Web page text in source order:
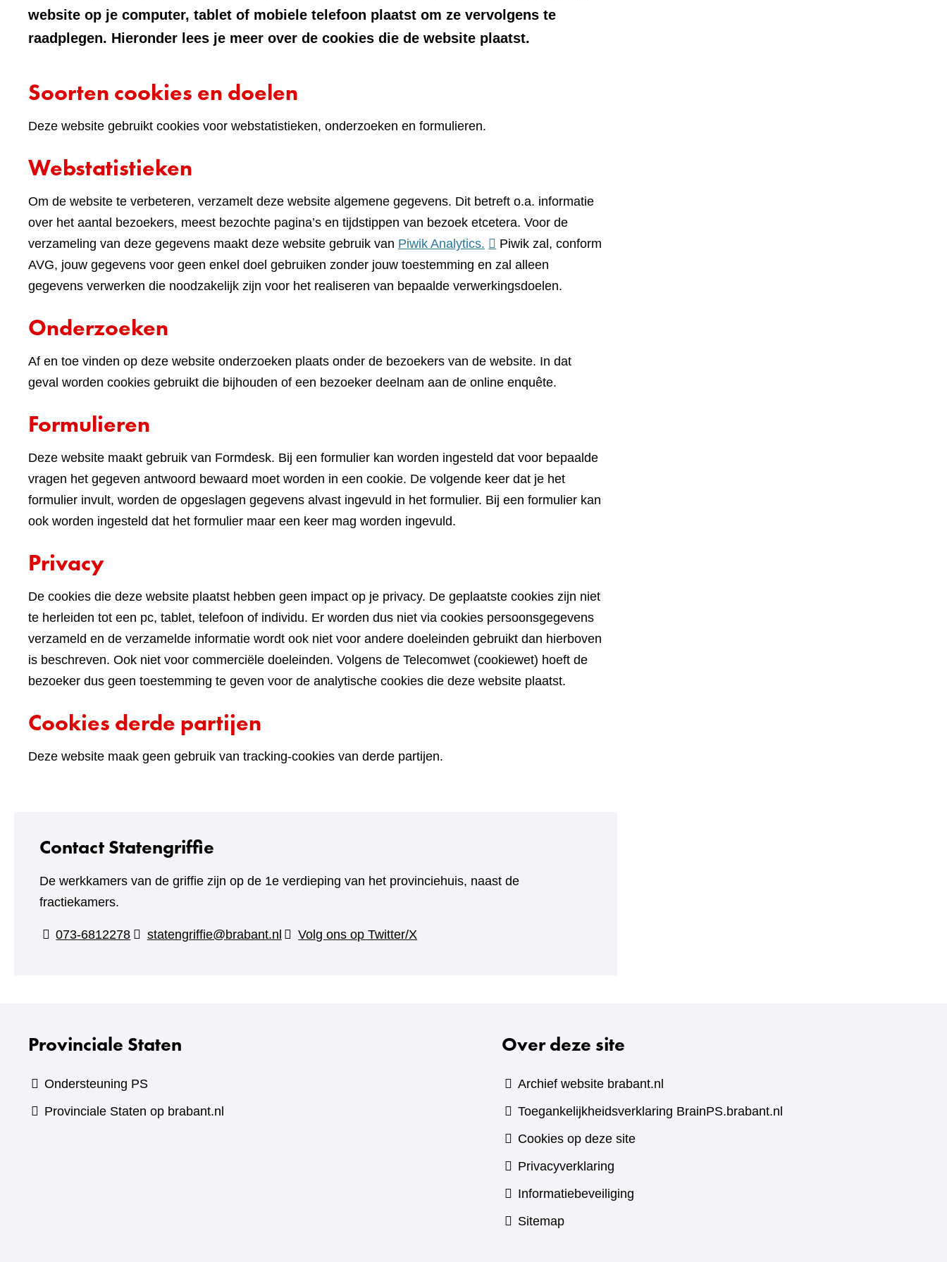
website op je computer, tablet of mobiele telefoon plaatst om ze vervolgens te
raadplegen. Hieronder lees je meer over de cookies die de website plaatst.
Soorten cookies en doelen
Deze website gebruikt cookies voor webstatistieken, onderzoeken en formulieren.
Webstatistieken
Om de website te verbeteren, verzamelt deze website algemene gegevens. Dit betreft o.a. informatie
over het aantal bezoekers, meest bezochte pagina’s en tijdstippen van bezoek etcetera. Voor de
verzameling van deze gegevens maakt deze website gebruik van Piwik Analytics. (verwijst
naar
een
Piwik zal, conform
AVG, jouw gegevens voor geen enkel doel gebruiken zonder jouw toestemming en zal alleen
gegevens verwerken die noodzakelijk zijn voor het realiseren van bepaalde verwerkingsdoelen.
Onderzoeken
Af en toe vinden op deze website onderzoeken plaats onder de bezoekers van de website. In dat
geval worden cookies gebruikt die bijhouden of een bezoeker deelnam aan de online enquête.
Formulieren
Deze website maakt gebruik van Formdesk. Bij een formulier kan worden ingesteld dat voor bepaalde
vragen het gegeven antwoord bewaard moet worden in een cookie. De volgende keer dat je het
formulier invult, worden de opgeslagen gegevens alvast ingevuld in het formulier. Bij een formulier kan
ook worden ingesteld dat het formulier maar een keer mag worden ingevuld.
Privacy
De cookies die deze website plaatst hebben geen impact op je privacy. De geplaatste cookies zijn niet
te herleiden tot een pc, tablet, telefoon of individu. Er worden dus niet via cookies persoonsgegevens
verzameld en de verzamelde informatie wordt ook niet voor andere doeleinden gebruikt dan hierboven
is beschreven. Ook niet voor commerciële doeleinden. Volgens de Telecomwet (cookiewet) hoeft de
bezoeker dus geen toestemming te geven voor de analytische cookies die deze website plaatst.
Cookies derde partijen
Deze website maak geen gebruik van tracking-cookies van derde partijen.
Contact Statengriffie
De werkkamers van de griffie zijn op de 1e verdieping van het provinciehuis, naast de
fractiekamers.
073-6812278 statengriffie@brabant.nl Volg ons op Twitter/X
Provinciale Staten
Ondersteuning PS
Provinciale Staten op brabant.nl
Over deze site
Archief website brabant.nl
Toegankelijkheidsverklaring BrainPS.brabant.nl
Cookies op deze site
Privacyverklaring
Informatiebeveiliging
Sitemap